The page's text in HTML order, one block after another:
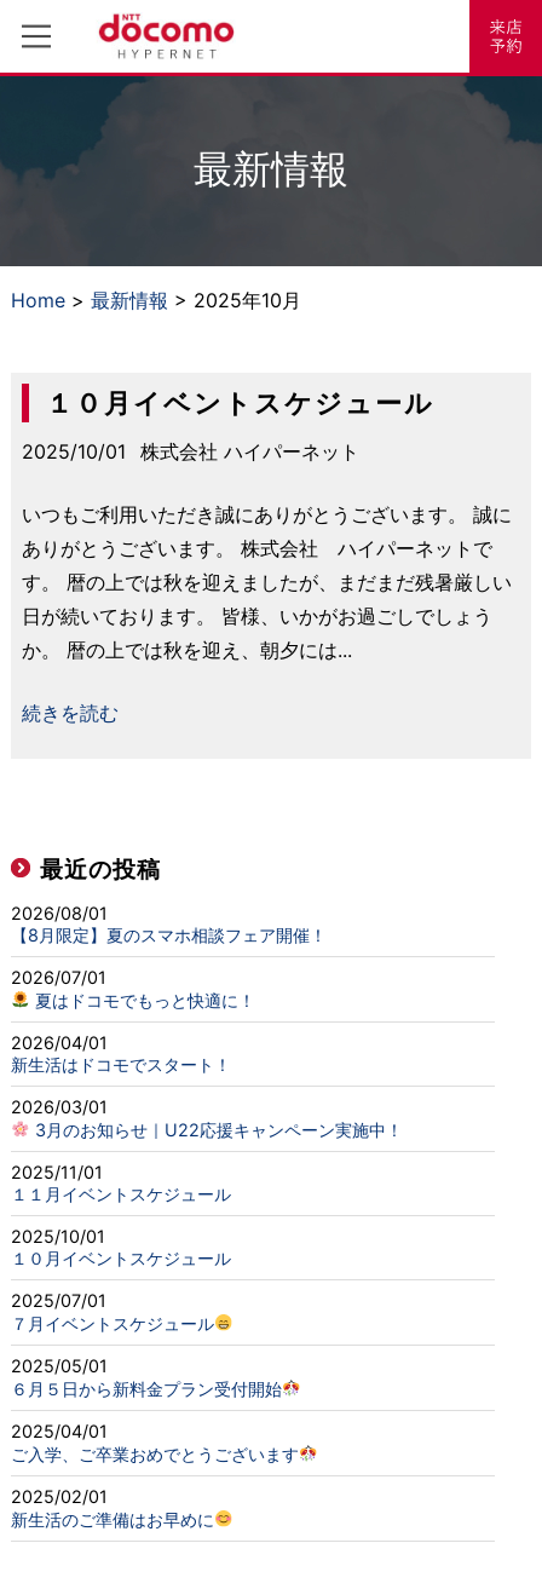
最新情報
Home> 最新情報 > 2025年10月
１０月イベントスケジュール
2025/10/01 株式会社 ハイパーネット
いつもご利用いただき誠にありがとうございます。 誠に
ありがとうございます。 株式会社 ハイパーネットで
す。 暦の上では秋を迎えましたが、まだまだ残暑厳しい
日が続いております。 皆様、いかがお過ごしでしょう
か。 暦の上では秋を迎え、朝夕には...
続きを読む
最近の投稿
2026/08/01
【8月限定】夏のスマホ相談フェア開催！
2026/07/01
夏はドコモでもっと快適に！
2026/04/01
新生活はドコモでスタート！
2026/03/01
3月のお知らせ｜U22応援キャンペーン実施中！
2025/11/01
１１月イベントスケジュール
2025/10/01
１０月イベントスケジュール
2025/07/01
７月イベントスケジュール
2025/05/01
６月５日から新料金プラン受付開始
2025/04/01
ご入学、ご卒業おめでとうございます
2025/02/01
新生活のご準備はお早めに